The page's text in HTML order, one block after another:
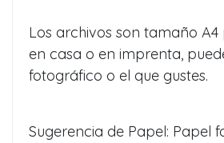
Los archivos son tamaño
en casa o en imprenta,
fotográfico o el que gustes.
Sugerencia de Papel: Papel